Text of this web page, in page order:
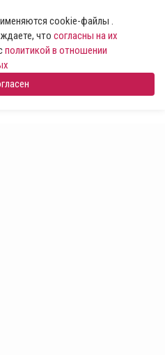
cookie-файлы .
что согласны на их
политикой в отношении